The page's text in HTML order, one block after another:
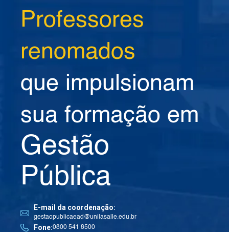
Professores
renomados
que impulsionam
sua formação em
Gestão
Pública
E-mail da coordenação:
gestaopublicaead@unilasalle.edu.br
Fone:0800 541 8500